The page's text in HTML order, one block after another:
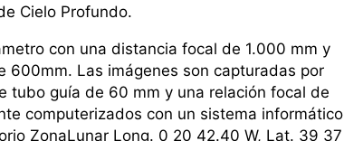
Cielo Profundo.
con una distancia focal de 1.000 mm y
600mm. Las imágenes son capturadas por
tubo guía de 60 mm y una relación focal de
computerizados con un sistema informático
ZonaLunar Long. 0 20 42.40 W, Lat. 39 37